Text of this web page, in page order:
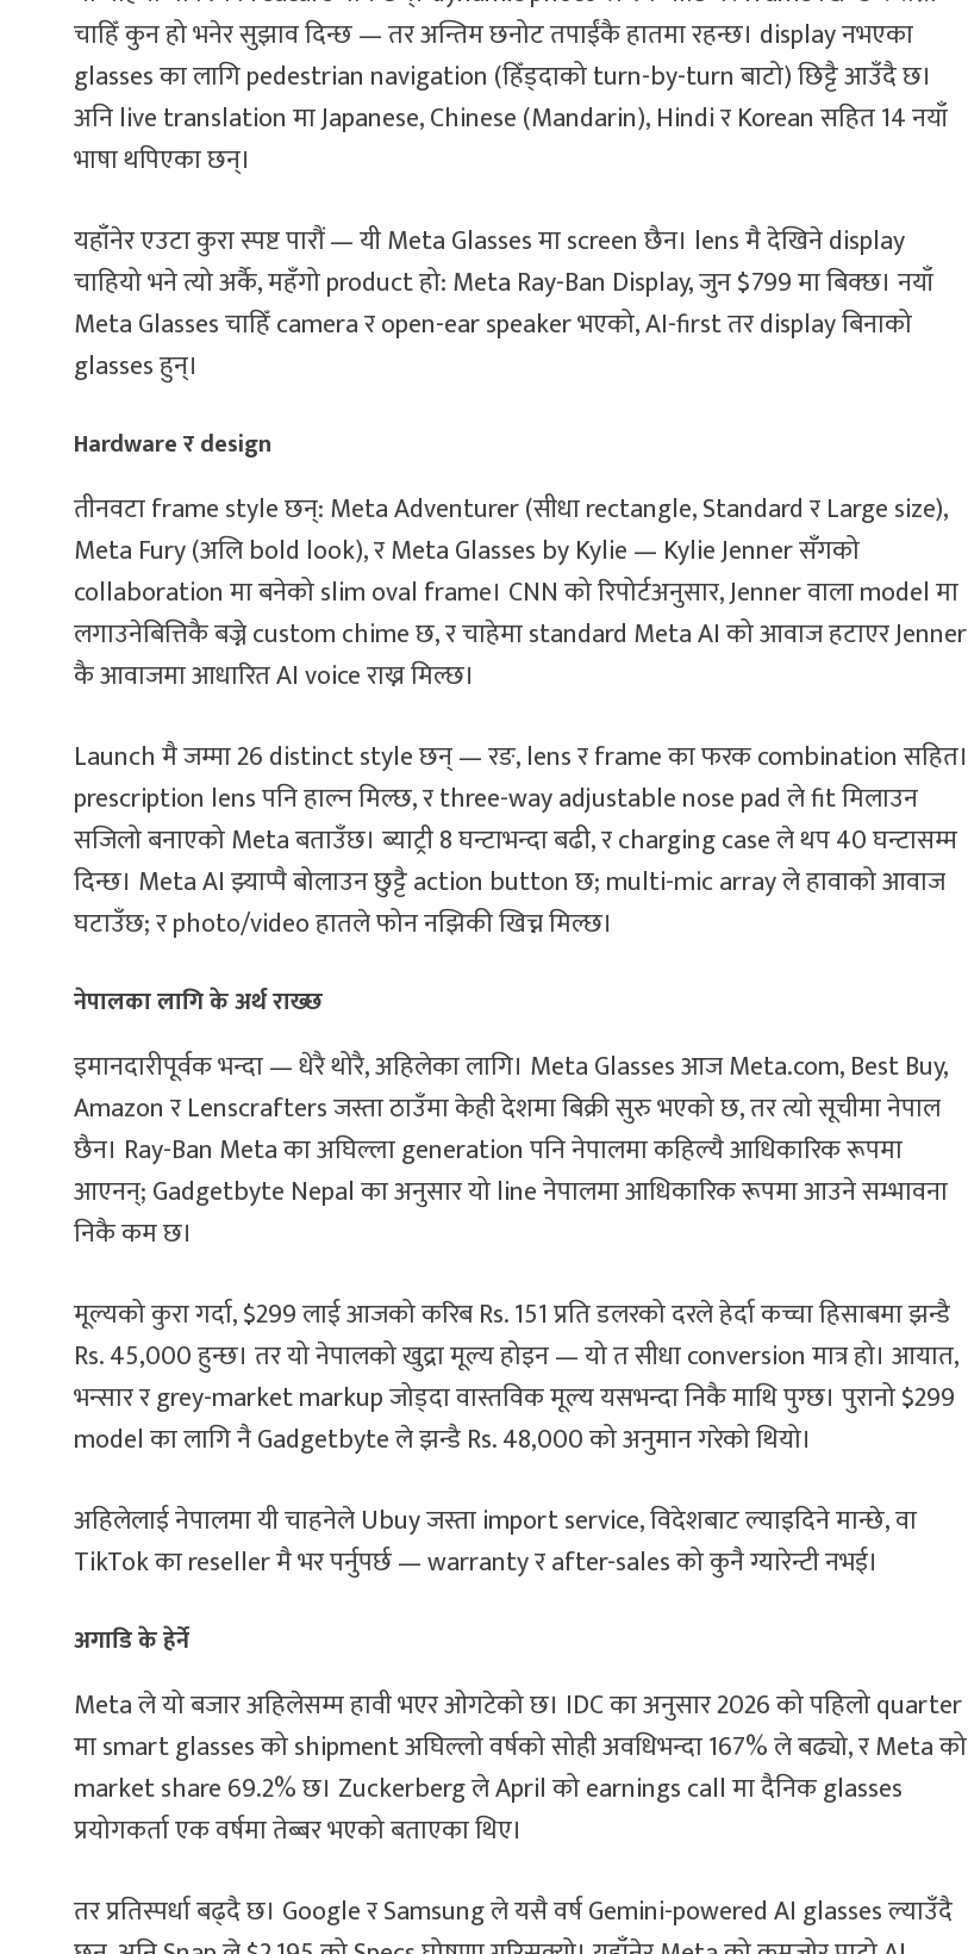
चाहिँ कुन हो भनेर सुझाव दिन्छ — तर अन्तिम छनोट तपाईंकै हातमा रहन्छ। display नभएका
glasses का लागि pedestrian navigation (हिँड्दाको turn-by-turn बाटो) छिट्टै आउँदै छ।
अनि live translation मा Japanese, Chinese (Mandarin), Hindi र Korean सहित 14 नयाँ
भाषा थपिएका छन्।
यहाँनेर एउटा कुरा स्पष्ट पारौं — यी Meta Glasses मा screen छैन। lens मै देखिने display
चाहियो भने त्यो अर्कै, महँगो product हो: Meta Ray-Ban Display, जुन $799 मा बिक्छ। नयाँ
Meta Glasses चाहिँ camera र open-ear speaker भएको, AI-first तर display बिनाको
glasses हुन्।
Hardware र design
तीनवटा frame style छन्: Meta Adventurer (सीधा rectangle, Standard र Large size),
Meta Fury (अलि bold look), र Meta Glasses by Kylie — Kylie Jenner सँगको
collaboration मा बनेको slim oval frame। CNN को रिपोर्टअनुसार, Jenner वाला model मा
लगाउनेबित्तिकै बज्ने custom chime छ, र चाहेमा standard Meta AI को आवाज हटाएर Jenner
कै आवाजमा आधारित AI voice राख्न मिल्छ।
Launch मै जम्मा 26 distinct style छन् — रङ, lens र frame का फरक combination सहित।
prescription lens पनि हाल्न मिल्छ, र three-way adjustable nose pad ले fit मिलाउन
सजिलो बनाएको Meta बताउँछ। ब्याट्री 8 घन्टाभन्दा बढी, र charging case ले थप 40 घन्टासम्म
दिन्छ। Meta AI झ्याप्पै बोलाउन छुट्टै action button छ; multi-mic array ले हावाको आवाज
घटाउँछ; र photo/video हातले फोन नझिकी खिच्न मिल्छ।
नेपालका लागि के अर्थ राख्छ
इमानदारीपूर्वक भन्दा — धेरै थोरै, अहिलेका लागि। Meta Glasses आज Meta.com, Best Buy,
Amazon र Lenscrafters जस्ता ठाउँमा केही देशमा बिक्री सुरु भएको छ, तर त्यो सूचीमा नेपाल
छैन। Ray-Ban Meta का अघिल्ला generation पनि नेपालमा कहिल्यै आधिकारिक रूपमा
आएनन्; Gadgetbyte Nepal का अनुसार यो line नेपालमा आधिकारिक रूपमा आउने सम्भावना
निकै कम छ।
मूल्यको कुरा गर्दा, $299 लाई आजको करिब Rs. 151 प्रति डलरको दरले हेर्दा कच्चा हिसाबमा झन्डै
Rs. 45,000 हुन्छ। तर यो नेपालको खुद्रा मूल्य होइन — यो त सीधा conversion मात्र हो। आयात,
भन्सार र grey-market markup जोड्दा वास्तविक मूल्य यसभन्दा निकै माथि पुग्छ। पुरानो $299
model का लागि नै Gadgetbyte ले झन्डै Rs. 48,000 को अनुमान गरेको थियो।
अहिलेलाई नेपालमा यी चाहनेले Ubuy जस्ता import service, विदेशबाट ल्याइदिने मान्छे, वा
TikTok का reseller मै भर पर्नुपर्छ — warranty र after-sales को कुनै ग्यारेन्टी नभई।
अगाडि के हेर्ने
Meta ले यो बजार अहिलेसम्म हावी भएर ओगटेको छ। IDC का अनुसार 2026 को पहिलो quarter
मा smart glasses को shipment अघिल्लो वर्षको सोही अवधिभन्दा 167% ले बढ्यो, र Meta को
market share 69.2% छ। Zuckerberg ले April को earnings call मा दैनिक glasses
प्रयोगकर्ता एक वर्षमा तेब्बर भएको बताएका थिए।
तर प्रतिस्पर्धा बढ्दै छ। Google र Samsung ले यसै वर्ष Gemini-powered AI glasses ल्याउँदै